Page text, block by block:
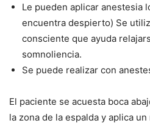
Le pueden aplicar anestesia
encuentra despierto) Se
consciente que ayuda
somnoliencia.
Se puede realizar con
El paciente se acuesta boca
la zona de la espalda y aplica